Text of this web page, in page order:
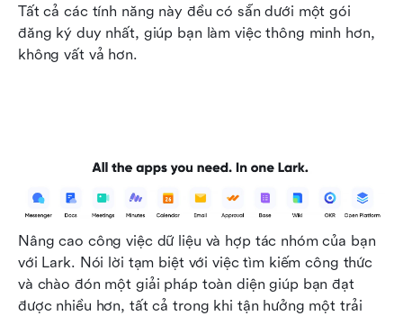
Tất cả các tính năng này đều có sẵn dưới một gói
đăng ký duy nhất, giúp bạn làm việc thông minh hơn,
không vất vả hơn.
Nâng cao công việc dữ liệu và hợp tác nhóm của bạn
với Lark. Nói lời tạm biệt với việc tìm kiếm công thức
và chào đón một giải pháp toàn diện giúp bạn đạt
được nhiều hơn, tất cả trong khi tận hưởng một trải